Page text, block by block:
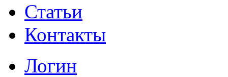
Статьи
Контакты
Логин